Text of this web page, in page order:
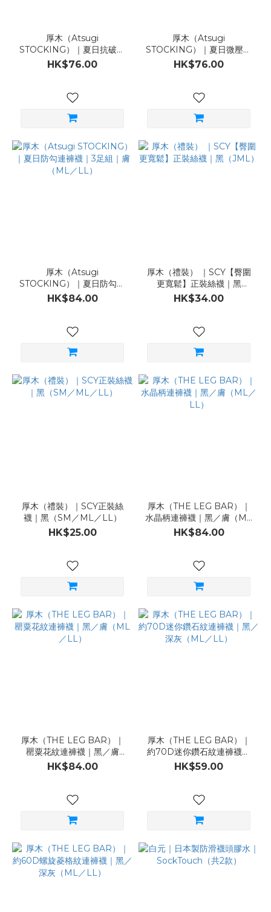
厚木（Atsugi
STOCKING）｜夏日抗破連
褲襪 ｜3足組｜黑／膚（ML
／LL）
HK$76.00
厚木（Atsugi
STOCKING）｜夏日微壓力
美腿連褲襪｜3足組｜黑／膚
（ML／LL）
HK$76.00
厚木（Atsugi
STOCKING）｜夏日防勾連
褲襪｜3足組｜膚（ML／
LL）
HK$84.00
厚木（禮裝） ｜SCY【臀圍
更寬鬆】正裝絲襪｜黑
（JML）
HK$34.00
厚木（禮裝）｜SCY正裝絲
襪｜黑（SM／ML／LL）
HK$25.00
厚木（THE LEG BAR）｜
水晶柄連褲襪｜黑／膚（ML
／LL）
HK$84.00
厚木（THE LEG BAR）｜
罌粟花紋連褲襪｜黑／膚
（ML／LL）
HK$84.00
厚木（THE LEG BAR）｜
約70D迷你鑽石紋連褲襪｜
黑／深灰（ML／LL）
HK$59.00